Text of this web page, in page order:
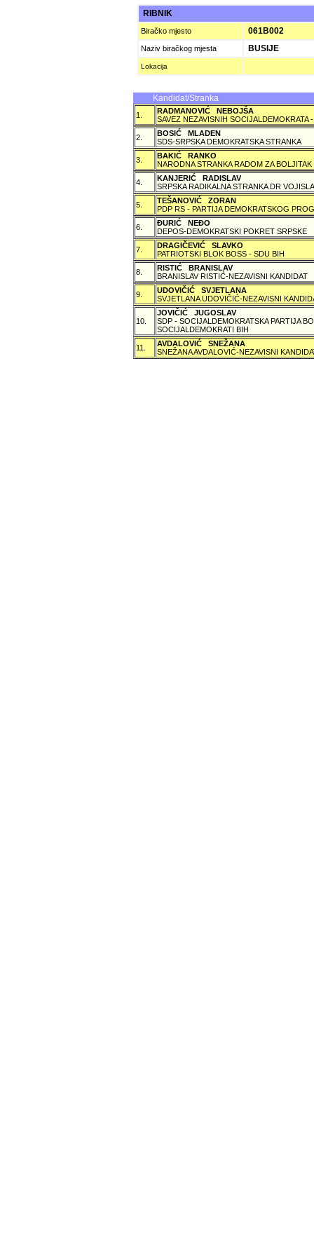
RIBNIK
Biračko mjesto 061B002
Naziv biračkog mjesta BUSIJE
Lokacija
Kandidat/Stranka
1.
RADMANOVIĆ NEBOJŠA
SAVEZ NEZAVISNIH SOCIJALDEMOKRATA
2.
BOSIĆ MLADEN
SDS-SRPSKA DEMOKRATSKA STRANKA
3.
BAKIĆ RANKO
NARODNA STRANKA RADOM ZA BOLJITAK
4.
KANJERIĆ RADISLAV
SRPSKA RADIKALNA STRANKA DR
5.
TEŠANOVIĆ ZORAN
PDP RS - PARTIJA DEMOKRATSKOG
6.
ÐURIĆ NEÐO
DEPOS-DEMOKRATSKI POKRET SRPSKE
7.
DRAGIČEVIĆ SLAVKO
PATRIOTSKI BLOK BOSS - SDU BIH
8.
RISTIĆ BRANISLAV
BRANISLAV RISTIĆ-NEZAVISNI KANDIDAT
9.
UDOVIČIĆ SVJETLANA
SVJETLANA UDOVIČIĆ-NEZAVISNI
10.
JOVIČIĆ JUGOSLAV
SDP - SOCIJALDEMOKRATSKA PARTIJA
SOCIJALDEMOKRATI BIH
11.
AVDALOVIĆ SNEŽANA
SNEŽANA AVDALOVIĆ-NEZAVISNI